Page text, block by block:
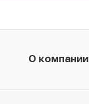
О компании